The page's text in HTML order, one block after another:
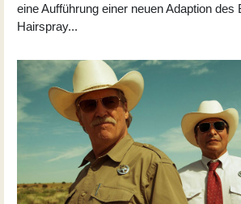
eine Aufführung einer neuen Adaption
Hairspray...